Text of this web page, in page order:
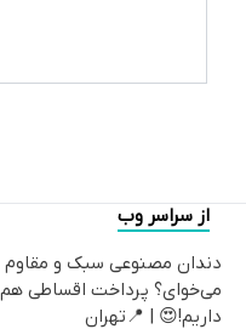
از سراسر وب
دندان مصنوعی سبک و مقاوم
می‌خوای؟ پرداخت اقساطی هم
داریم!😍 | 📍تهران